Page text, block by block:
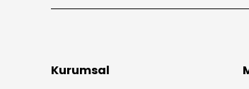
Kurumsal